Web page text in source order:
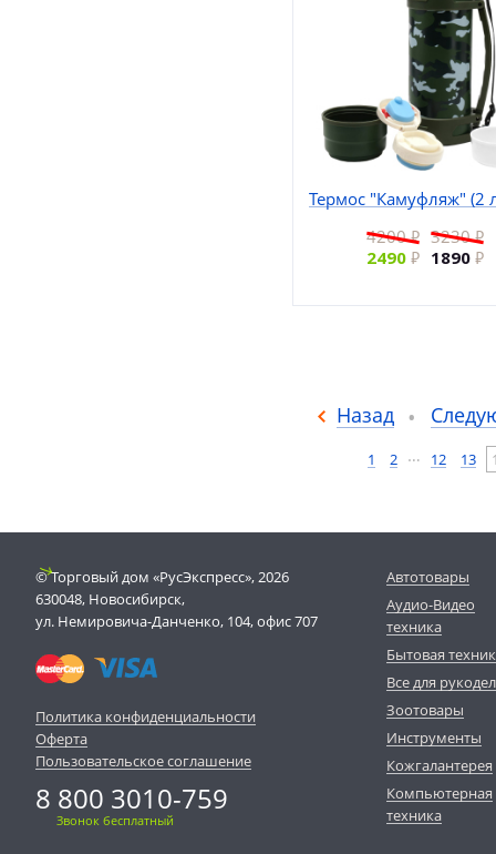
Термос "Камуфляж" (2
4200
2490
3230
1890
Назад
1 2 … 12 13
© Торговый дом «РусЭкспресс», 2026
630048, Новосибирск,
ул. Немировича-Данченко, 104, офис 707
Политика конфиденциальности
Оферта
Пользовательское соглашение
8 800 3010-759
Звонок бесплатный
Автотовары
Аудио-Видео
техника
Бытовая
Все для
Зоотовары
Инструменты
Кожгалантерея
Компьютерная
техника